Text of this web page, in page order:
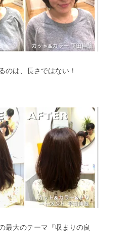
のは、長さではない！
最大のテーマ『収まりの良